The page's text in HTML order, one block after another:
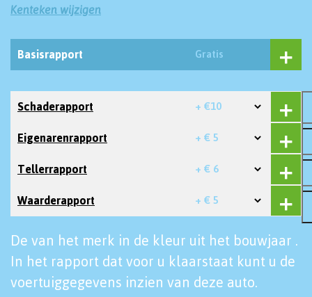
Kenteken wijzigen
Basisrapport Gratis
Schaderapport + €10
Eigenarenrapport + € 5
Tellerrapport + € 6
Waarderapport + € 5
De van het merk in de kleur uit het bouwjaar .
In het rapport dat voor u klaarstaat kunt u de
voertuiggegevens inzien van deze auto.